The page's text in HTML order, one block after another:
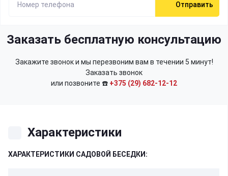
Отправить
Заказать бесплатную консультацию
Закажите звонок и мы перезвоним вам в течении 5 минут!
Заказать звонок
или позвоните ☎️ +375 (29) 682-12-12
Характеристики
ХАРАКТЕРИСТИКИ САДОВОЙ БЕСЕДКИ: